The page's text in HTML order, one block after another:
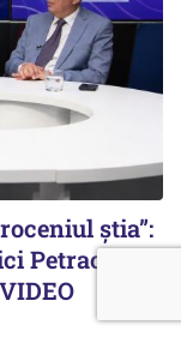
știa”:
Petrache -